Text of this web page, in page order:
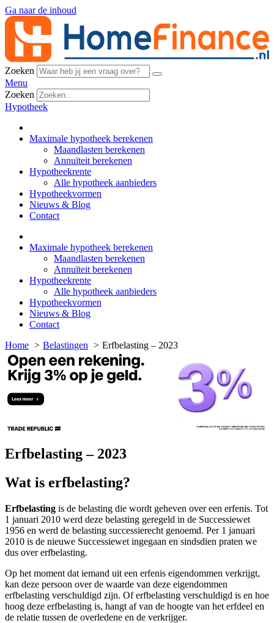
Ga naar de inhoud
Zoeken
Menu
Zoeken
Hypotheek
Maximale hypotheek berekenen
Maandlasten berekenen
Annuïteit berekenen
Hypotheekrente
Alle hypotheek aanbieders
Hypotheekvormen
Nieuws & Blog
Contact
Maximale hypotheek berekenen
Maandlasten berekenen
Annuïteit berekenen
Hypotheekrente
Alle hypotheek aanbieders
Hypotheekvormen
Nieuws & Blog
Contact
Home
Belastingen Erfbelasting – 2023
Erfbelasting – 2023
Wat is erfbelasting?
Erfbelasting is de belasting die wordt geheven over een erfenis. Tot
1 januari 2010 werd deze belasting geregeld in de Successiewet
1956 en werd de belasting successierecht genoemd. Per 1 januari
2010 is de nieuwe Successiewet ingegaan en sindsdien praten we
dus over erfbelasting.
Op het moment dat iemand uit een erfenis eigendommen verkrijgt,
kan deze persoon over de waarde van deze eigendommen
erfbelasting verschuldigd zijn. Of erfbelasting verschuldigd is en hoe
hoog deze erfbelasting is, hangt af van de hoogte van het erfdeel en
de relatie tussen de overledene en de verkrijger.